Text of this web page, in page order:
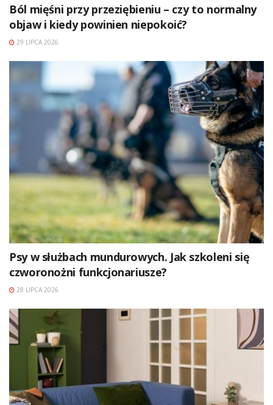
Ból mięśni przy przeziębieniu – czy to normalny
objaw i kiedy powinien niepokoić?
29 LIPCA 2026
Psy w służbach mundurowych. Jak szkoleni się
czworonożni funkcjonariusze?
28 LIPCA 2026